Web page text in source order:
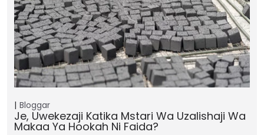
Bloggar
Je, Uwekezaji Katika Mstari Wa Uzalishaji Wa
Makaa Ya Hookah Ni Faida?